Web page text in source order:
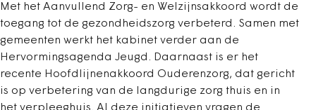
Met het Aanvullend Zorg- en Welzijnsakkoord wordt de
toegang tot de gezondheidszorg verbeterd. Samen met
gemeenten werkt het kabinet verder aan de
Hervormingsagenda Jeugd. Daarnaast is er het
recente Hoofdlijnenakkoord Ouderenzorg, dat gericht
is op verbetering van de langdurige zorg thuis en in
het verpleeghuis. Al deze initiatieven vragen de